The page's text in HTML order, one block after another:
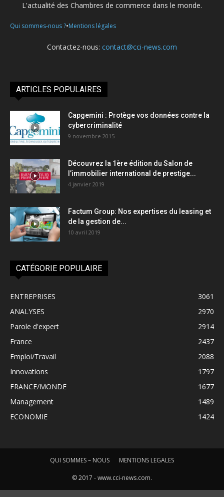
L'actualité des Chambres de commerce dans le monde.
Qui sommes-nous ?•Mentions légales
Contactez-nous: contact@cci-news.com
ARTICLES POPULAIRES
Capgemini : Protège vos données contre la
cybercriminalité
9 novembre 2015
Découvrez la 1ère édition du Salon de
l’immobilier international de prestige...
4 janvier 2019
Factum Group: Nos expertises du leasing et
de la gestion de...
10 avril 2019
CATÉGORIE POPULAIRE
ENTREPRISES
3061
ANALYSES
2970
Parole d'expert
2914
France
2437
Emploi/Travail
2088
Innovations
1797
FRANCE/MONDE
1677
Management
1489
ECONOMIE
1424
QUI SOMMES – NOUS MENTIONS LEGALES
© 2017 - www.cci-news.com.